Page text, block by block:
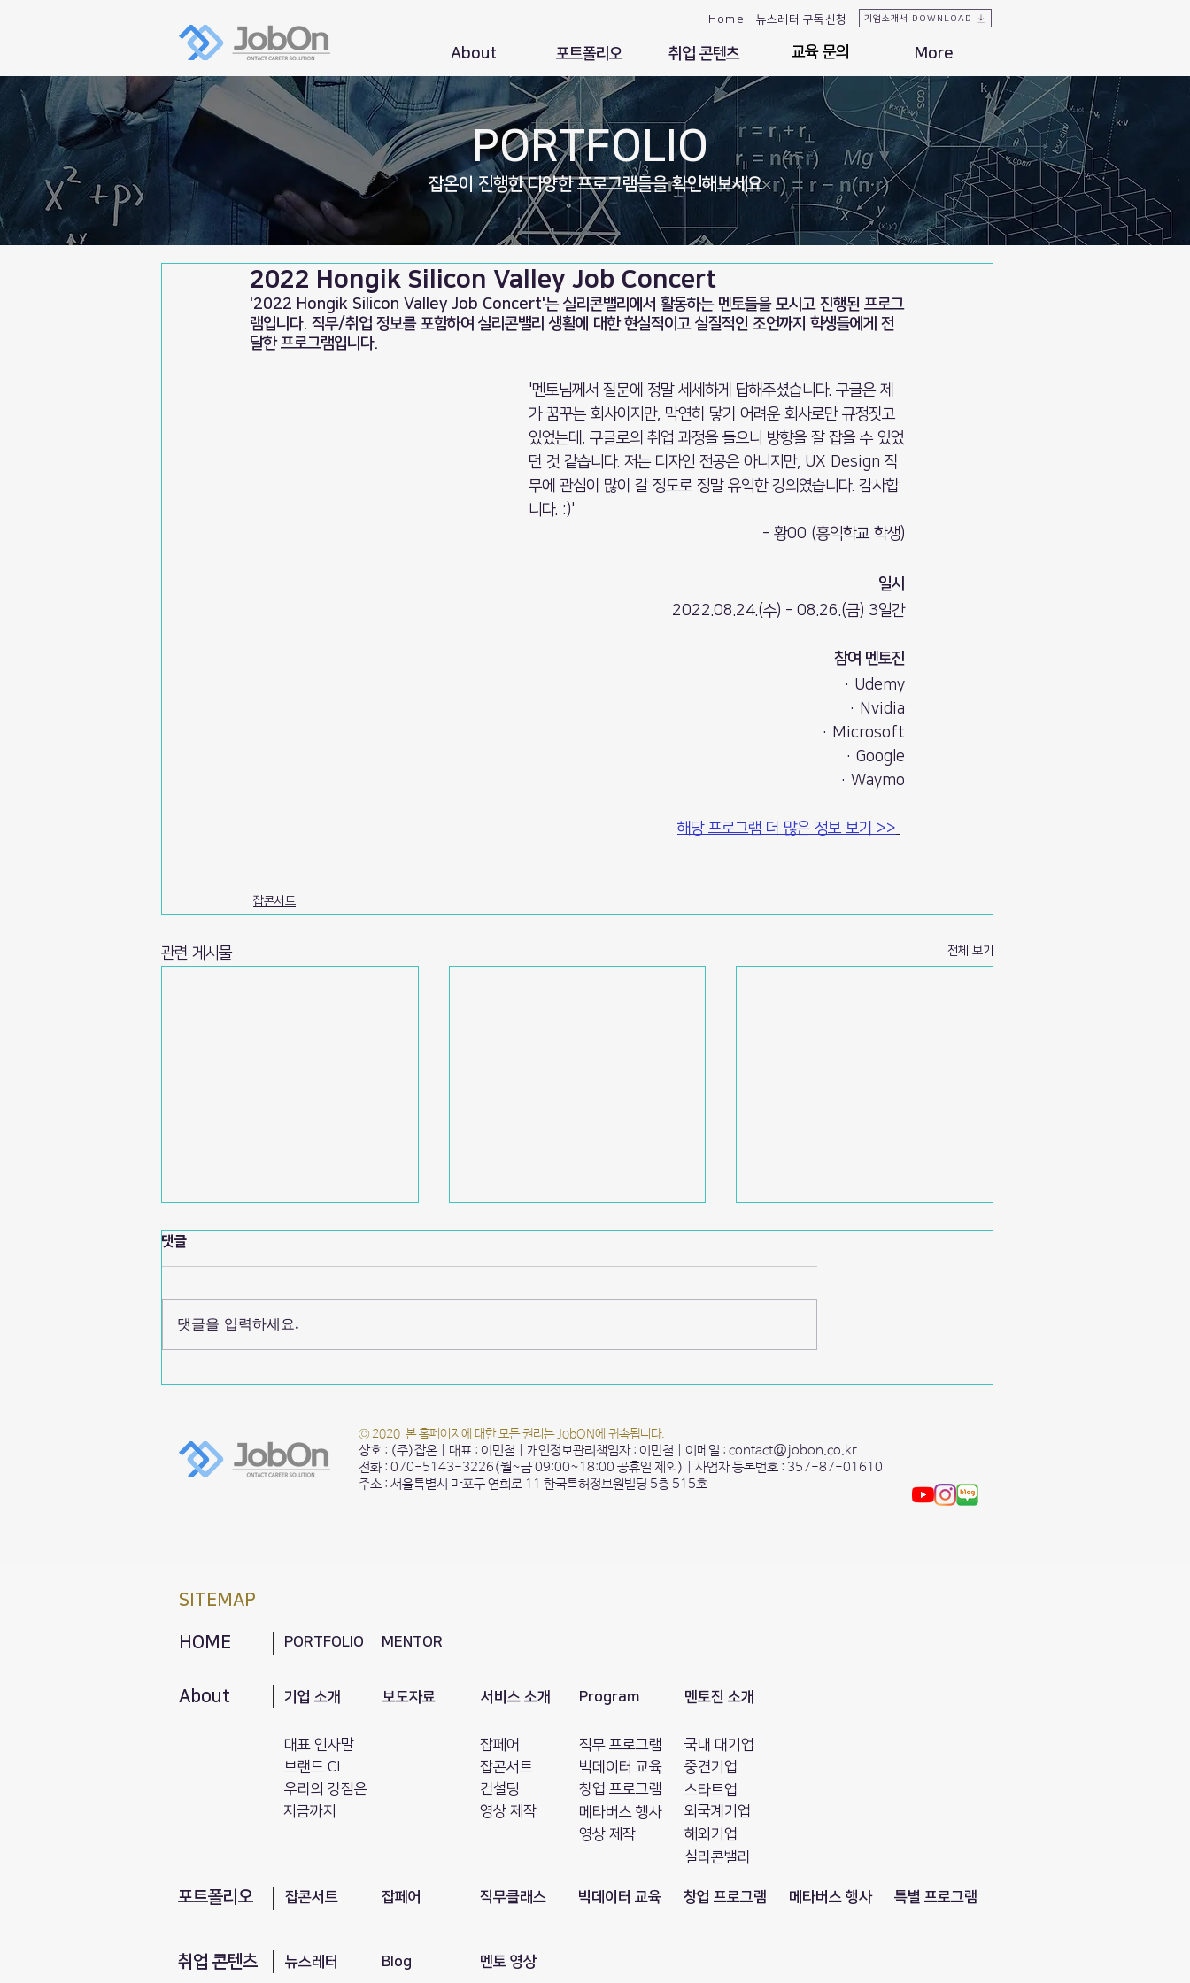
Home 뉴스레터 구독신청 기업소개서 DOWNLOAD
About 포트폴리오 취업 콘텐츠 교육 문의 More
교육 문의
PORTFOLIO
잡온이 진행한 다양한 프로그램들을 확인해보세요
2022 Hongik Silicon Valley Job Concert
'2022 Hongik Silicon Valley Job Concert'는 실리콘밸리에서 활동하는 멘토들을 모시고 진행된 프로그
램입니다. 직무/취업 정보를 포함하여 실리콘밸리 생활에 대한 현실적이고 실질적인 조언까지 학생들에게 전
달한 프로그램입니다.
'멘토님께서 질문에 정말 세세하게 답해주셨습니다. 구글은 제
가 꿈꾸는 회사이지만, 막연히 닿기 어려운 회사로만 규정짓고
있었는데, 구글로의 취업 과정을 들으니 방향을 잘 잡을 수 있었
던 것 같습니다. 저는 디자인 전공은 아니지만, UX Design 직
무에 관심이 많이 갈 정도로 정말 유익한 강의였습니다. 감사합
니다. :)'
- 황00 (홍익학교 학생)
일시
2022.08.24.(수) - 08.26.(금) 3일간
참여 멘토진
· Udemy
· Nvidia
· Microsoft
· Google
· Waymo
해당 프로그램 더 많은 정보 보기 >>
잡콘서트
관련 게시물 전체 보기
댓글
댓글을 입력하세요.
© 2020 본 홈페이지에 대한 모든 권리는 JobON에 귀속됩니다.
상호 : (주)잡온 | 대표 : 이민철 | 개인정보관리책임자 : 이민철 | 이메일 : contact@jobon.co.kr
전화 : 070-5143-3226(월~금 09:00~18:00 공휴일 제외) | 사업자 등록번호 : 357-87-01610
주소 : 서울특별시 마포구 연희로 11 한국특허정보원빌딩 5층 515호
SITEMAP
HOME PORTFOLIO MENTOR
About 기업 소개 보도자료 서비스 소개 Program 멘토진 소개
대표 인사말
브랜드 CI
​우리의 강점은
지금까지
잡페어
잡콘서트
컨설팅
영상 제작
직무 프로그램
빅데이터 교육
창업 프로그램
메타버스 행사
영상 제작
국내 대기업
​중견기업
스타트업
외국계기업
해외기업
​실리콘밸리
포트폴리오 ​잡콘서트 잡페어 직무클래스 빅데이터 교육 창업 프로그램 메타버스 행사 특별 프로그램
취업 콘텐츠 뉴스레터 Blog ​멘토 영상